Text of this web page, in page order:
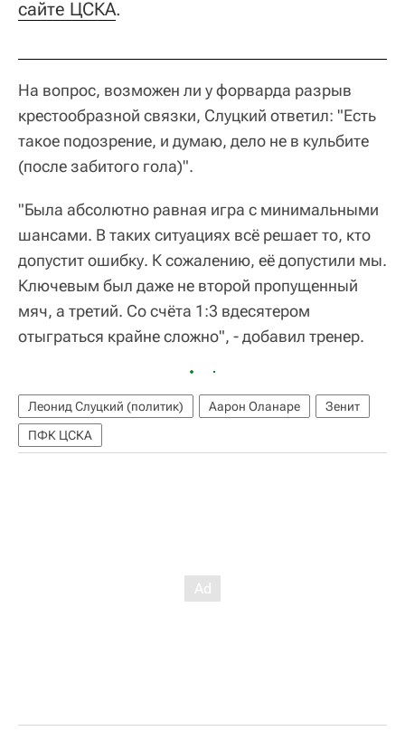
сайте ЦСКА.
На вопрос, возможен ли у форварда разрыв
крестообразной связки, Слуцкий ответил: "Есть
такое подозрение, и думаю, дело не в кульбите
(после забитого гола)".
"Была абсолютно равная игра с минимальными
шансами. В таких ситуациях всё решает то, кто
допустит ошибку. К сожалению, её допустили мы.
Ключевым был даже не второй пропущенный
мяч, а третий. Со счёта 1:3 вдесятером
отыграться крайне сложно", - добавил тренер.
Леонид Слуцкий (политик) Аарон Оланаре
Зенит
ПФК ЦСКА